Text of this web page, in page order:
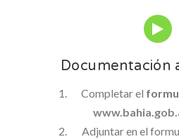
Documentación
Completar el
Adjuntar en el